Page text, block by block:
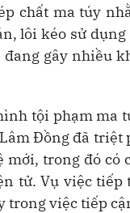
chất ma túy
lôi kéo sử
gây nhiều
tội phạm
Đồng đã
trong đó
tử. Vụ việc tiếp
việc tiếp